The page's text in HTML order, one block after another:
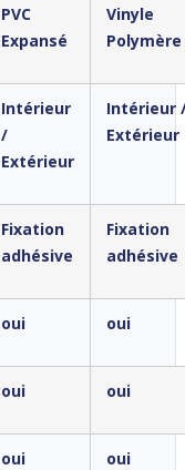
PVC
Expansé
Vinyle
Polymère
Intérieur
/
Extérieur
Intérieur
Extérieur
Fixation
adhésive
Fixation
adhésive
oui oui
oui oui
oui oui